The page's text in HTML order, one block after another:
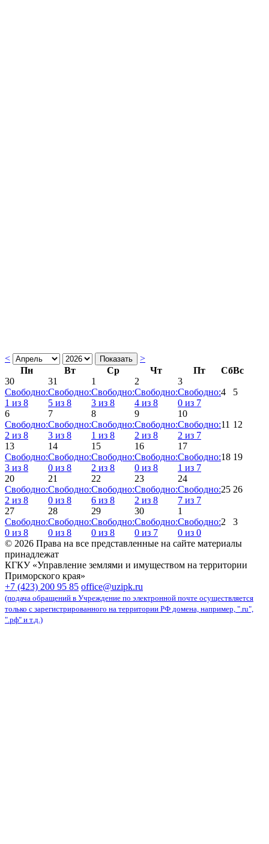
<
>
Пн
Вт Ср Чт Пт СбВс
30
Свободно:
1 из 8
31
Свободно:
5 из 8
1
Свободно:
3 из 8
2
Свободно:
4 из 8
3
Свободно:
0 из 7
4 5
6
Свободно:
2 из 8
7
Свободно:
3 из 8
8
Свободно:
1 из 8
9
Свободно:
2 из 8
10
Свободно:
2 из 7
11 12
13
Свободно:
3 из 8
14
Свободно:
0 из 8
15
Свободно:
2 из 8
16
Свободно:
0 из 8
17
Свободно:
1 из 7
18 19
20
Свободно:
2 из 8
21
Свободно:
0 из 8
22
Свободно:
6 из 8
23
Свободно:
2 из 8
24
Свободно:
7 из 7
25 26
27
Свободно:
0 из 8
28
Свободно:
0 из 8
29
Свободно:
0 из 8
30
Свободно:
0 из 7
1
Свободно:
0 из 0
2 3
© 2026 Права на все представленные на сайте материалы
принадлежат
КГКУ «Управление землями и имуществом на территории
Приморского края»
+7 (423) 200 95 85 office@uzipk.ru
(подача обращений в Учреждение по электронной почте осуществляется
только с зарегистрированного на территории РФ домена, например, ".ru",
".рф" и т.д.)